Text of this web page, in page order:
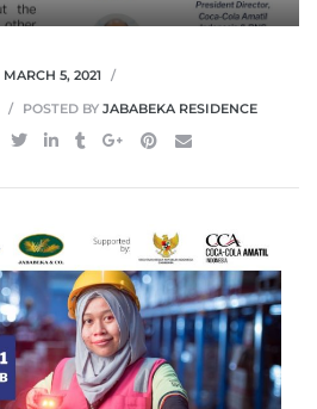
MARCH 5, 2021
POSTED BY JABABEKA RESIDENCE